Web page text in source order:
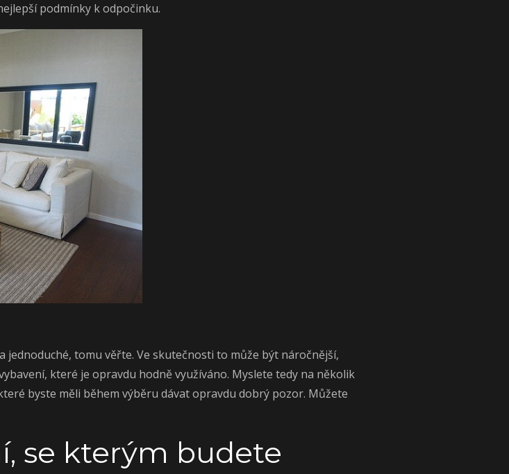
podmínky k odpočinku.
tomu věřte. Ve skutečnosti to může být náročnější,
které je opravdu hodně využíváno. Myslete tedy na několik
byste měli během výběru dávat opravdu dobrý pozor. Můžete
se kterým budete